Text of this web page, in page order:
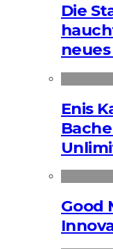
Die
Enis
Good